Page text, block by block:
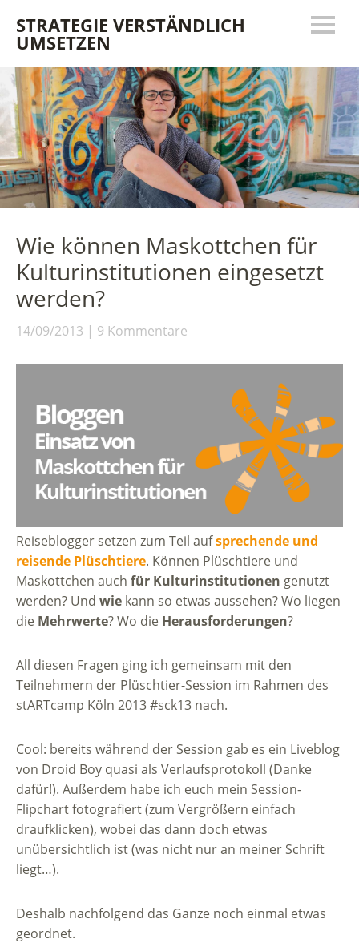
STRATEGIE VERSTÄNDLICH
UMSETZEN
Wie können Maskottchen für
Kulturinstitutionen eingesetzt
werden?
14/09/2013 9 Kommentare
Reiseblogger setzen zum Teil aufsprechende und
reisende Plüschtiere. Können Plüschtiere und
Maskottchen auch für Kulturinstitutionen genutzt
werden? Und wie kann so etwas aussehen? Wo liegen
die Mehrwerte? Wo die Herausforderungen?
All diesen Fragen ging ich gemeinsam mit den
Teilnehmern der Plüschtier-Session im Rahmen des
stARTcamp Köln 2013 #sck13 nach.
Cool: bereits während der Session gab es ein Liveblog
von Droid Boy quasi als Verlaufsprotokoll (Danke
dafür!). Außerdem habe ich euch mein Session-
Flipchart fotografiert (zum Vergrößern einfach
draufklicken), wobei das dann doch etwas
unübersichtlich ist (was nicht nur an meiner Schrift
liegt…).
Deshalb nachfolgend das Ganze noch einmal etwas
geordnet.